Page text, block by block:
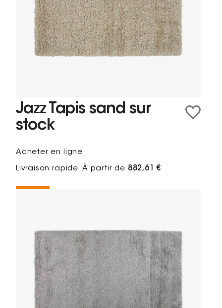
Jazz Tapis sand sur
stock
Acheter en ligne
Livraison rapide À partir de 882,61 €